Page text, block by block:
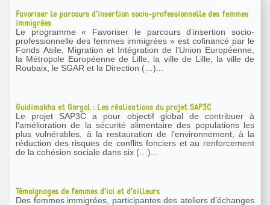
Favoriser le parcours d’insertion socio-professionnelle des femmes
immigrées
Le programme « Favoriser le parcours d’insertion socio-
professionnelle des femmes immigrées » est cofinancé par le
Fonds Asile, Migration et Intégration de l’Union Européenne,
la Métropole Européenne de Lille, la ville de Lille, la ville de
Roubaix, le SGAR et la Direction (…)...
Guidimakha et Gorgol : Les réalisations du projet SAP3C
Le projet SAP3C a pour objectif global de contribuer à
l’amélioration de la sécurité alimentaire des populations les
plus vulnérables, à la restauration de l’environnement, à la
réduction des risques de conflits fonciers et au renforcement
de la cohésion sociale dans six (…)...
Témoignages de femmes d’ici et d’ailleurs
Des femmes immigrées, participantes des ateliers d’échanges